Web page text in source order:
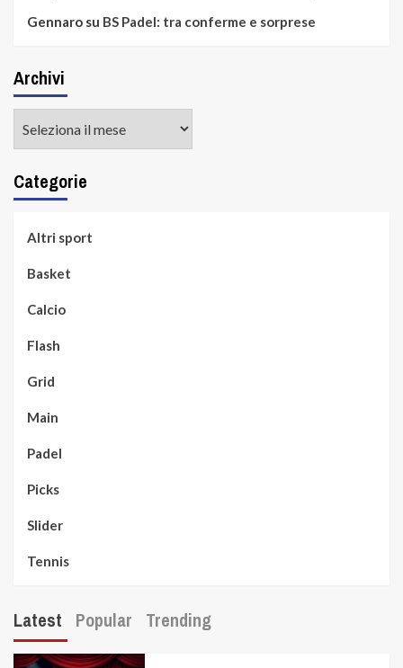
Gennaro su BS Padel: tra conferme e sorprese
Archivi
Categorie
Altri sport
Basket
Calcio
Flash
Grid
Main
Padel
Picks
Slider
Tennis
Latest Popular Trending